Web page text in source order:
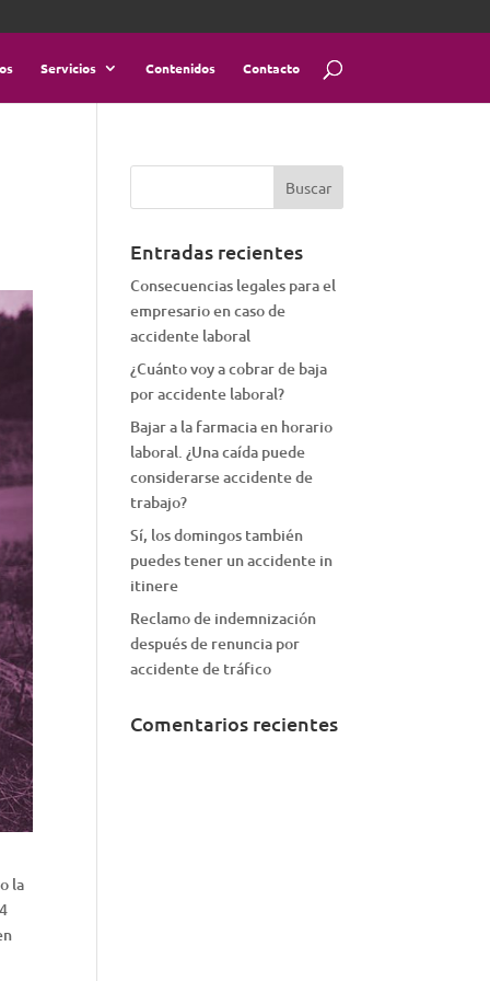
Servicios Contenidos Contacto
la
Entradas recientes
Consecuencias legales para el
empresario en caso de
accidente laboral
¿Cuánto voy a cobrar de baja
por accidente laboral?
Bajar a la farmacia en horario
laboral. ¿Una caída puede
considerarse accidente de
trabajo?
Sí, los domingos también
puedes tener un accidente in
itinere
Reclamo de indemnización
después de renuncia por
accidente de tráfico
Comentarios recientes